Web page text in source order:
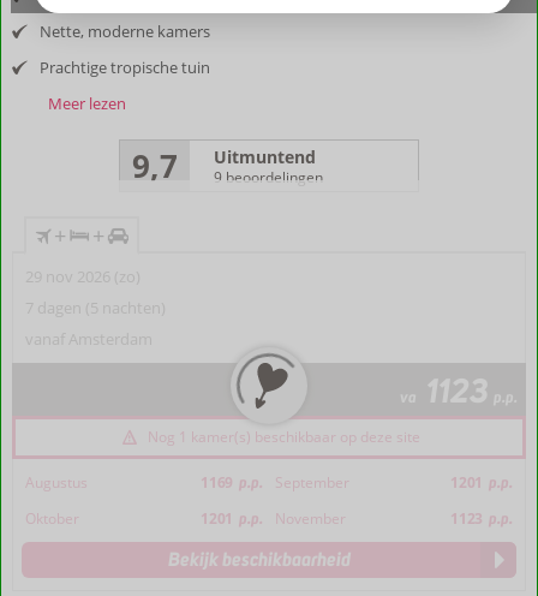
Nette, moderne kamers
Prachtige tropische tuin
Meer lezen
9,7 Uitmuntend
9 beoordelingen
+ +
29 nov 2026 (zo)
7 dagen (5 nachten)
vanaf Amsterdam
va 1123 p.p.
Nog 1 kamer(s) beschikbaar op deze site
Augustus 1169 p.p. September 1201 p.p.
Oktober
1201 p.p. November 1123 p.p.
Bekijk beschikbaarheid